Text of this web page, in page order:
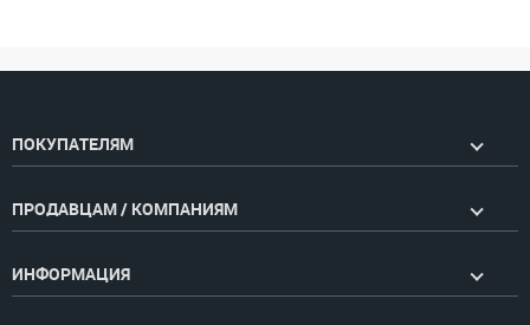
ПОКУПАТЕЛЯМ
ПРОДАВЦАМ / КОМПАНИЯМ
ИНФОРМАЦИЯ